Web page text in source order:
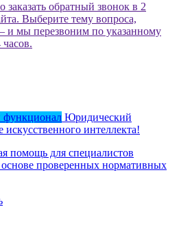
обратный звонок в 2
Выберите тему вопроса,
и мы перезвоним по указанному
Юридический
интеллекта!
помощь для специалистов
основе проверенных нормативных